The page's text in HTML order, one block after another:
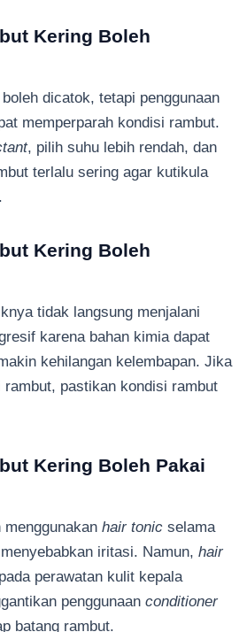
Kering Boleh
dicatok, tetapi penggunaan
memperparah kondisi rambut.
, pilih suhu lebih rendah, dan
terlalu sering agar kutikula
Kering Boleh
tidak langsung menjalani
karena bahan kimia dapat
kehilangan kelembapan. Jika
rambut, pastikan kondisi rambut
Kering Boleh Pakai
hair tonic selama
iritasi. Namun, hair
perawatan kulit kepala
penggunaan conditioner
batang rambut.